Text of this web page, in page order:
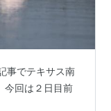
事でテキサス南
今回は２日目前